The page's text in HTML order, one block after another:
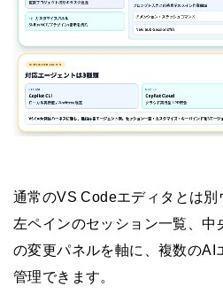
通常のVS Codeエディタとは別
左ペインのセッション一覧、中
の変更パネルを軸に、複数のAI
管理できます。